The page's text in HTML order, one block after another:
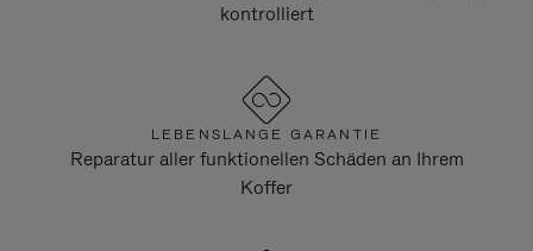
kontrolliert
LEBENSLANGE GARANTIE
Reparatur aller funktionellen Schäden an Ihrem
Koffer